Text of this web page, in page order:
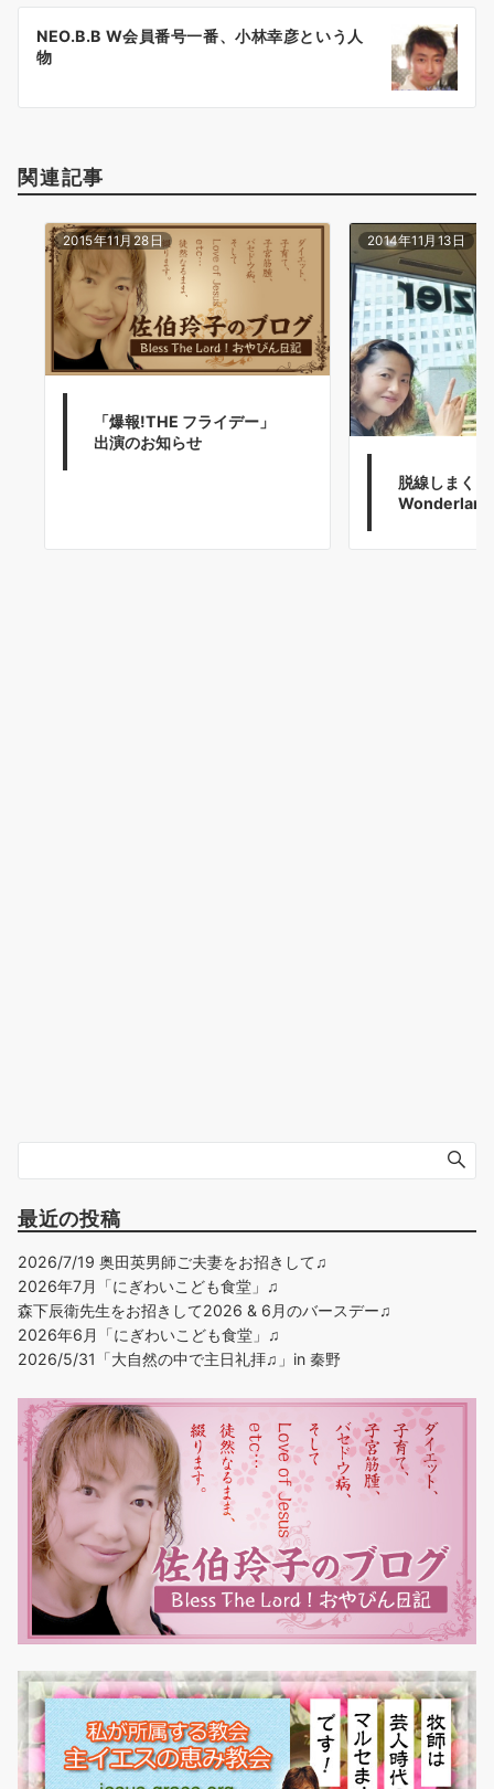
ン
NEO.B.B W会員番号一番、小林幸彦という人
物
関連記事
2015年11月28日
「爆報!THE フライデー」
出演のお知らせ
2014年11月13日
脱線しまくり
Wonderland
最近の投稿
2026/7/19 奥田英男師ご夫妻をお招きして♫
2026年7月「にぎわいこども食堂」♫
森下辰衛先生をお招きして2026 & 6月のバースデー♫
2026年6月「にぎわいこども食堂」♫
2026/5/31「大自然の中で主日礼拝♫」in 秦野